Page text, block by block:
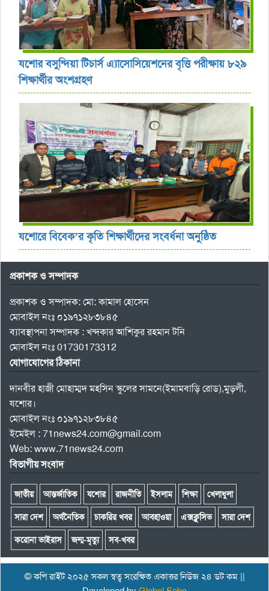
যশোর বসুন্দিয়া টিচার্স এ্যাসোসিয়েশনের বৃত্তি পরীক্ষায় ৮২৯
শিক্ষার্থীর অংশগ্রহণ
যশোরে বিবেক’র কৃতি শিক্ষার্থীদের সংবর্ধনা অনুষ্ঠিত
প্রকাশক ও সম্পাদক
প্রকাশক ও সম্পাদক: মো: কামাল হোসেন
মোবাইল নংঃ ০১৯৭১২৮৩৮৪৫
ব্যাবস্থাপনা সম্পাদক : খন্দকার আশিকুর রহমান টনি
মোবাইল নংঃ 01730173312
যোগাযোগের ঠিকানা
দানবীর হাজী মোহাম্মদ মহসিন স্কুলের সামনে(ইমামবাড়ি রোড),মুড়লী,
যশোর।
মোবাইল নংঃ ০১৯৭১২৮৩৮৪৫
ইমেইল : 71news24.com@gmail.com
Web: www.71news24.com
বিভাগীয় সংবাদ
জাতীয় আন্তর্জাতিক যশোর রাজনীতি ইসলাম শিক্ষা খেলাধুলা
সারা দেশ অর্থনৈতিক চাকরির খবর আবহাওয়া এক্সক্লুসিভ সারা দেশ
করোনা ভাইরাস জন্ম-মৃত্যু সব-খবর
© কপি রাইট ২০২৫ সকল স্বত্ব সংরক্ষিত একাত্তর নিউজ ২৪ ডট কম ||